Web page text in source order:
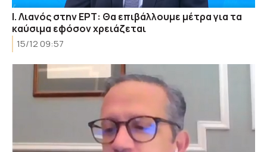
Ι. Λιανός στην ΕΡΤ: Θα επιβάλλουμε μέτρα για τα
καύσιμα εφόσον χρειάζεται
15/12 09:57